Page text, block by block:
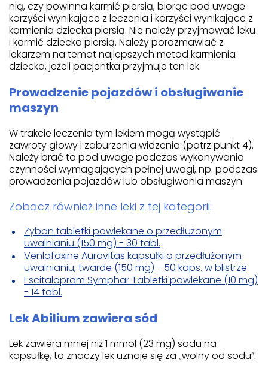
nią, czy powinna karmić piersią, biorąc pod uwagę
korzyści wynikające z leczenia i korzyści wynikające z
karmienia dziecka piersią. Nie należy przyjmować leku
i karmić dziecka piersią. Należy porozmawiać z
lekarzem na temat najlepszych metod karmienia
dziecka, jeżeli pacjentka przyjmuje ten lek.
Prowadzenie pojazdów i obsługiwanie
maszyn
W trakcie leczenia tym lekiem mogą wystąpić
zawroty głowy i zaburzenia widzenia (patrz punkt 4).
Należy brać to pod uwagę podczas wykonywania
czynności wymagających pełnej uwagi, np. podczas
prowadzenia pojazdów lub obsługiwania maszyn.
Zobacz również inne leki z tej kategorii:
Zyban tabletki powlekane o przedłużonym
uwalnianiu (150 mg) - 30 tabl.
Venlafaxine Aurovitas kapsułki o przedłużonym
uwalnianiu, twarde (150 mg) - 50 kaps. w blistrze
Escitalopram Symphar Tabletki powlekane (10 mg)
- 14 tabl.
Lek Abilium zawiera sód
Lek zawiera mniej niż 1 mmol (23 mg) sodu na
kapsułkę, to znaczy lek uznaje się za „wolny od sodu”.